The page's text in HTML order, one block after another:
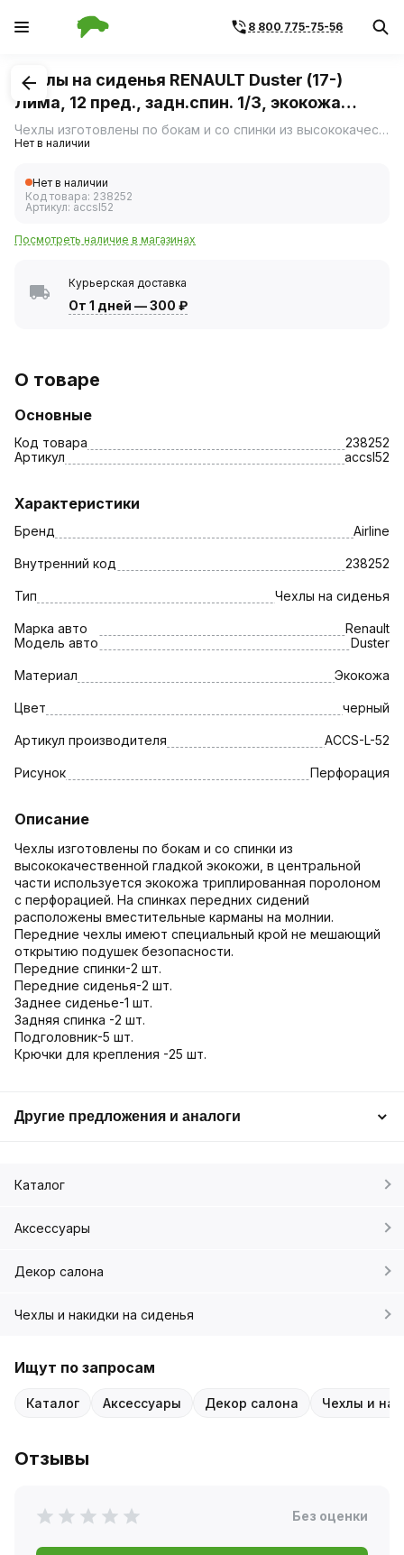
8 800 775-75-56
1/1
Чехлы на сиденья RENAULT Duster (17-)
Лима, 12 пред., задн.спин. 1/3, экокожа
перф, черн. (Airline) ACCS-L-52
Чехлы изготовлены по бокам и со спинки из высококачественной гладкой экокожи, в центральной части используется экокожа триплированная поролоном с перфорацией.
Нет в наличии
Нет в наличии
Код товара: 238252
Артикул: accsl52
Посмотреть наличие в магазинах
Курьерская доставка
От 1 дней —300 ₽
О товаре
Основные
Код товара
238252
Артикул
accsl52
Характеристики
Бренд Airline
Внутренний код 238252
Тип Чехлы на сиденья
Марка авто
Renault
Модель авто
Duster
Материал Экокожа
Цвет черный
Артикул производителя ACCS-L-52
Рисунок Перфорация
Описание
Чехлы изготовлены по бокам и со спинки из
высококачественной гладкой экокожи, в центральной
части используется экокожа триплированная поролоном
с перфорацией. На спинках передних сидений
расположены вместительные карманы на молнии.
Передние чехлы имеют специальный крой не мешающий
открытию подушек безопасности.
Передние спинки-2 шт.
Передние сиденья-2 шт.
Заднее сиденье-1 шт.
Задняя спинка -2 шт.
Подголовник-5 шт.
Крючки для крепления -25 шт.
Другие предложения и аналоги
Каталог
Аксессуары
Декор салона
Чехлы и накидки на сиденья
Ищут по запросам
Каталог Аксессуары Декор салона Чехлы и
Отзывы
Без оценки